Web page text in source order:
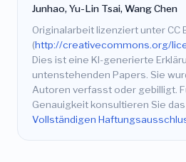
Junhao, Yu-Lin Tsai, Wang Chen
Originalarbeit lizenziert unter CC
(http://creativecommons.org/
Dies ist eine KI-generierte
untenstehenden Papers. Sie
Autoren verfasst oder gebilligt.
Genauigkeit konsultieren Sie das
Vollständigen